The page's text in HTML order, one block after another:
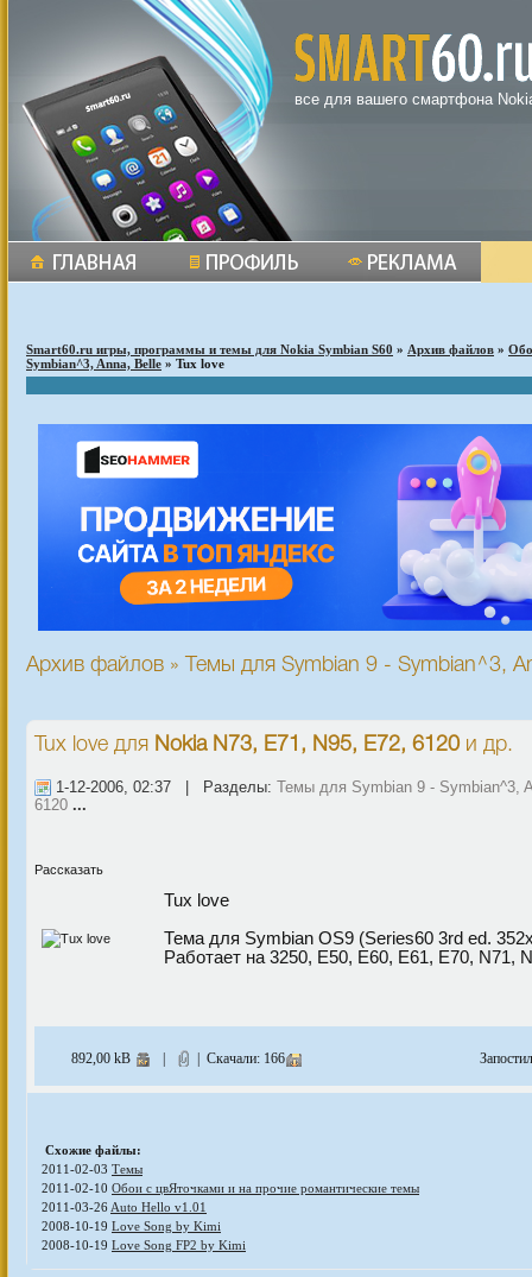
все для вашего смартфона
Smart60.ru игры, программы и темы для Nokia Symbian S60 » Архив файлов »
Symbian^3, Anna, Belle » Tux love
Архив файлов » Темы для Symbian 9 - Symbian^3,
Tux love для Nokia N73, E71, N95, E72, 6120и др.
1-12-2006, 02:37 | Разделы: Темы для Symbian 9 - Symbian^3,
6120 ...
Рассказать
Tux love
Тема для Symbian OS9 (Series60 3rd ed.
Работает на 3250, E50, E60, E61, E70, N71,
892,00 kB | | Скачали: 166
Схожие файлы:
2011-02-03 Темы
2011-02-10 Обои с цвЯточками и на прочие романтические темы
2011-03-26 Auto Hello v1.01
2008-10-19 Love Song by Kimi
2008-10-19 Love Song FP2 by Kimi